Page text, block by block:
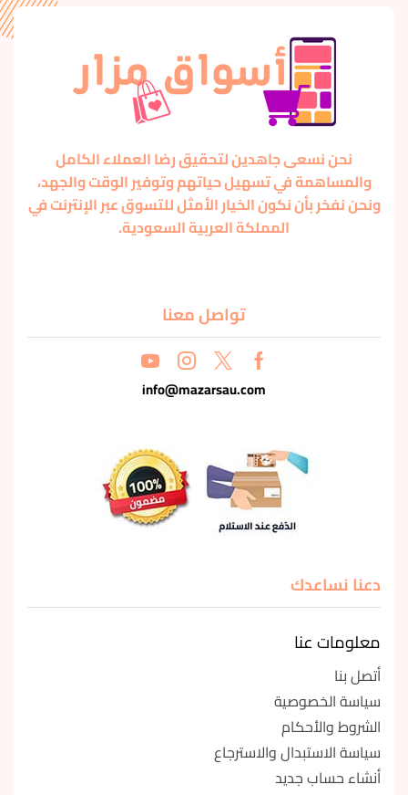
نحن نسعى جاهدين لتحقيق رضا العملاء الكامل
والمساهمة في تسهيل حياتهم وتوفير الوقت والجهد،
ونحن نفخر بأن نكون الخيار الأمثل للتسوق عبر الإنترنت في
المملكة العربية السعودية.
تواصل معنا
info@mazarsau.com
دعنا نساعدك
معلومات عنا
أتصل بنا
سياسة الخصوصية
الشروط والأحكام
سياسة الاستبدال والاسترجاع
أنشاء حساب جديد